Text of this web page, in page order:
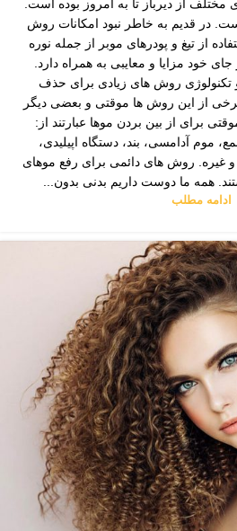
مختلف از دیرباز تا به امروز بوده است.
در قدیم به خاطر نبود امکانات روش
از تیغ و پودرهای موبر از جمله نوره
جای خود مزایا و معایبی به همراه دارد.
تکنولوژی روش های زیادی برای حذف
از این روش ها موقتی و بعضی دیگر
برای از بین بردن موها عبارتند از:
موم آدامسی، بند، دستگاه اپیلیدی،
روش های دائمی برای رفع موهای
همه ما دوست داریم بدنی بدون...
ادامه مطلب